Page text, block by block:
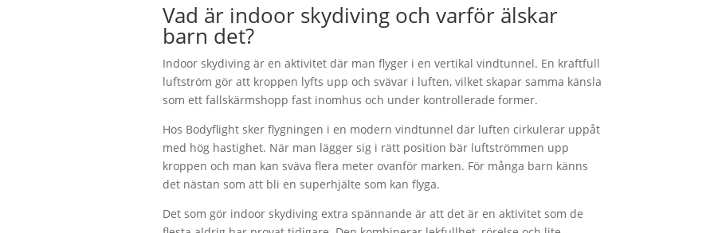
Vad är indoor skydiving och varför älskar
barn det?
Indoor skydiving är en aktivitet där man flyger i en vertikal vindtunnel. En kraftfull
luftström gör att kroppen lyfts upp och svävar i luften, vilket skapar samma känsla
som ett fallskärmshopp fast inomhus och under kontrollerade former.
Hos Bodyflight sker flygningen i en modern vindtunnel där luften cirkulerar uppåt
med hög hastighet. När man lägger sig i rätt position bär luftströmmen upp
kroppen och man kan sväva flera meter ovanför marken. För många barn känns
det nästan som att bli en superhjälte som kan flyga.
Det som gör indoor skydiving extra spännande är att det är en aktivitet som de